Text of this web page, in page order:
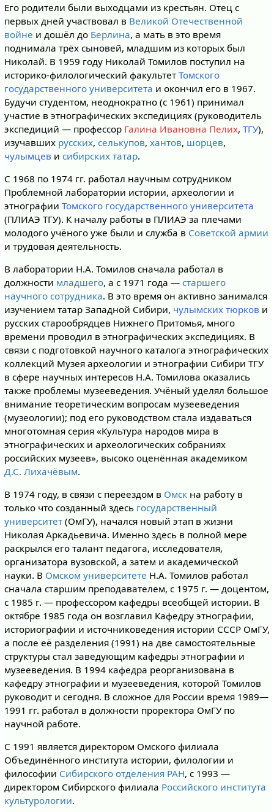
Его родители были выходцами из крестьян. Отец с
первых дней участвовал в Великой Отечественной
войне и дошёл до Берлина, а мать в это время
поднимала трёх сыновей, младшим из которых был
Николай. В 1959 году Николай Томилов поступил на
историко-филологический факультет Томского
государственного университета и окончил его в 1967.
Будучи студентом, неоднократно (с 1961) принимал
участие в этнографических экспедициях (руководитель
экспедиций — профессор Галина Ивановна Пелих, ТГУ),
изучавших русских, селькупов, хантов, шорцев,
чулымцев и сибирских татар.
С 1968 по 1974 гг. работал научным сотрудником
Проблемной лаборатории истории, археологии и
этнографии Томского государственного университета
(ПЛИАЭ ТГУ). К началу работы в ПЛИАЭ за плечами
молодого учёного уже были и служба в Советской армии
и трудовая деятельность.
В лаборатории Н.А. Томилов сначала работал в
должности младшего, а с 1971 года — старшего
научного сотрудника. В это время он активно занимался
изучением татар Западной Сибири, чулымских тюрков и
русских старообрядцев Нижнего Притомья, много
времени проводил в этнографических экспедициях. В
связи с подготовкой научного каталога этнографических
коллекций Музея археологии и этнографии Сибири ТГУ
в сфере научных интересов Н.А. Томилова оказались
также проблемы музееведения. Учёный уделял большое
внимание теоретическим вопросам музееведения
(музеологии); под его руководством стала издаваться
многотомная серия «Культура народов мира в
этнографических и археологических собраниях
российских музеев», высоко оценённая академиком
Д.С. Лихачёвым.
В 1974 году, в связи с переездом в Омскна работу в
только что созданный здесь государственный
университет(ОмГУ), начался новый этап в жизни
Николая Аркадьевича. Именно здесь в полной мере
раскрылся его талант педагога, исследователя,
организатора вузовской, а затем и академической
науки. В Омском университете Н.А. Томилов работал
сначала старшим преподавателем, с 1975 г. — доцентом,
с 1985 г. — профессором кафедры всеобщей истории. В
октябре 1985 года он возглавил Кафедру этнографии,
историографии и источниковедения истории СССР ОмГУ,
а после её разделения (1991) на две самостоятельные
структуры стал заведующим кафедры этнографии и
музееведения. В 1994 кафедра реорганизована в
кафедру этнографии и музееведения, которой Томилов
руководит и сегодня. В сложное для России время 1989—
1991 гг. работал в должности проректора ОмГУ по
научной работе.
С 1991 является директором Омского филиала
Объединённого института истории, филологии и
философии Сибирского отделения РАН, с 1993 —
директором Сибирского филиала Российского института
культурологии.